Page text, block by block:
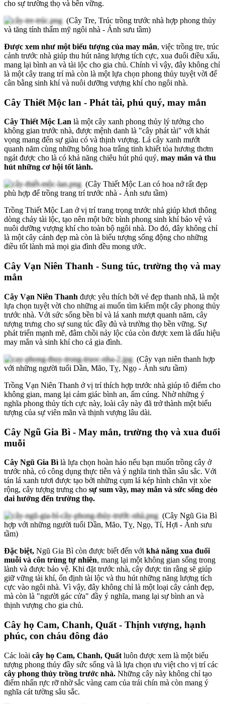
cho sự trường thọ và bền vững.
(Cây Tre, Trúc trồng trước nhà hợp phong thủy
và tăng tính thẩm mỹ ngôi nhà - Ảnh sưu tầm)
Được xem như một biểu tượng của may mắn, việc trồng tre, trúc
cảnh trước nhà giúp thu hút năng lượng tích cực, xua đuổi điều xấu,
mang lại bình an và tài lộc cho gia chủ. Chính vì vậy, đây không chỉ
là một cây trang trí mà còn là một lựa chọn phong thủy tuyệt vời để
cân bằng sinh khí và nuôi dưỡng vượng khí cho ngôi nhà.
Cây Thiết Mộc lan - Phát tài, phú quý, may mắn
Cây Thiết Mộc Lan là một cây xanh phong thủy lý tưởng cho
không gian trước nhà, được mệnh danh là "cây phát tài" với khát
vọng mang đến sự giàu có và thịnh vượng. Lá cây xanh mướt
quanh năm cùng những bông hoa trắng tinh khiết tỏa hương thơm
ngát được cho là có khả năng chiêu hút phú quý, may mắn và thu
hút những cơ hội tốt lành.
(Cây Thiết Mộc Lan có hoa nở rất đẹp
phù hợp để trồng trang trí trước nhà - Ảnh sưu tầm)
Trồng Thiết Mộc Lan ở vị trí trang trọng trước nhà giúp khơi thông
dòng chảy tài lộc, tạo nên một bức bình phong sinh khí bảo vệ và
nuôi dưỡng vượng khí cho toàn bộ ngôi nhà. Do đó, đây không chỉ
là một cây cảnh đẹp mà còn là biểu tượng sống động cho những
điều tốt lành mà mọi gia đình đều mong ước.
Cây Vạn Niên Thanh - Sung túc, trường thọ và may
mắn
Cây Vạn Niên Thanh được yêu thích bởi vẻ đẹp thanh nhã, là một
lựa chọn tuyệt vời cho những ai muốn tìm kiếm một cây phong thủy
trước nhà. Với sức sống bền bỉ và lá xanh mượt quanh năm, cây
tượng trưng cho sự sung túc đầy đủ và trường thọ bền vững. Sự
phát triển mạnh mẽ, đâm chồi nảy lộc của còn được xem là dấu hiệu
may mắn và sinh khí cho cả gia đình.
(Cây vạn niên thanh hợp
với những người tuổi Dần, Mão, Tỵ, Ngọ - Ảnh sưu tầm)
Trồng Vạn Niên Thanh ở vị trí thích hợp trước nhà giúp tô điểm cho
không gian, mang lại cảm giác bình an, ấm cúng. Nhờ những ý
nghĩa phong thủy tích cực này, loài cây này đã trở thành một biểu
tượng của sự viên mãn và thịnh vượng lâu dài.
Cây Ngũ Gia Bì - May mắn, trường thọ và xua đuổi
muỗi
Cây Ngũ Gia Bì là lựa chọn hoàn hảo nếu bạn muốn trồng cây ở
trước nhà, có công dụng thực tiễn và ý nghĩa tinh thần sâu sắc. Với
tán lá xanh tươi được tạo bởi những cụm lá kép hình chân vịt xòe
rộng, cây tượng trưng cho sự sum vầy, may mắn và sức sống dẻo
dai hướng đến trường thọ.
(Cây Ngũ Gia Bì
hợp với những người tuổi Dần, Mão, Tỵ, Ngọ, Tí, Hợi - Ảnh sưu
tầm)
Đặc biệt, Ngũ Gia Bì còn được biết đến với khả năng xua đuổi
muỗi và côn trùng tự nhiên, mang lại một không gian sống trong
lành và được bảo vệ. Khi đặt trước nhà, cây được tin rằng sẽ giúp
giữ vững tài khí, ổn định tài lộc và thu hút những năng lượng tích
cực vào ngôi nhà. Vì vậy, đây không chỉ là một loại cây cảnh đẹp,
mà còn là "người gác cửa" đầy ý nghĩa, mang lại sự bình an và
thịnh vượng cho gia chủ.
Cây họ Cam, Chanh, Quất - Thịnh vượng, hạnh
phúc, con cháu đông đảo
Các loài cây họ Cam, Chanh, Quất luôn được xem là một biểu
tượng phong thủy đầy sức sống và là lựa chọn ưu việt cho vị trí các
cây phong thủy trồng trước nhà. Những cây này không chỉ tạo
điểm nhấn rực rỡ nhờ sắc vàng cam của trái chín mà còn mang ý
nghĩa cát tường sâu sắc.